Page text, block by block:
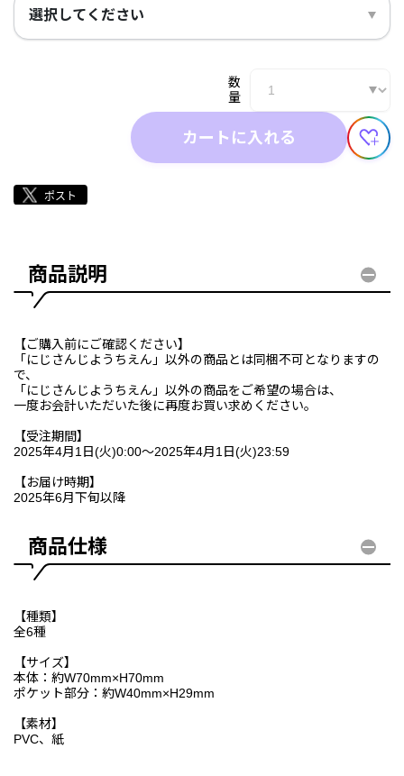
選択してください
数
量
カートに入れる
商品説明
【ご購入前にご確認ください】
「にじさんじようちえん」以外の商品とは同梱不可となりますの
で、
「にじさんじようちえん」以外の商品をご希望の場合は、
一度お会計いただいた後に再度お買い求めください。
【受注期間】
2025年4月1日(火)0:00～2025年4月1日(火)23:59
【お届け時期】
2025年6月下旬以降
商品仕様
【種類】
全6種
【サイズ】
本体：約W70mm×H70mm
ポケット部分：約W40mm×H29mm
【素材】
PVC、紙